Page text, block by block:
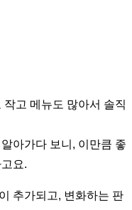
고 메뉴도 많아서 솔직
아가다 보니, 이만큼 좋
요.
추가되고, 변화하는 판